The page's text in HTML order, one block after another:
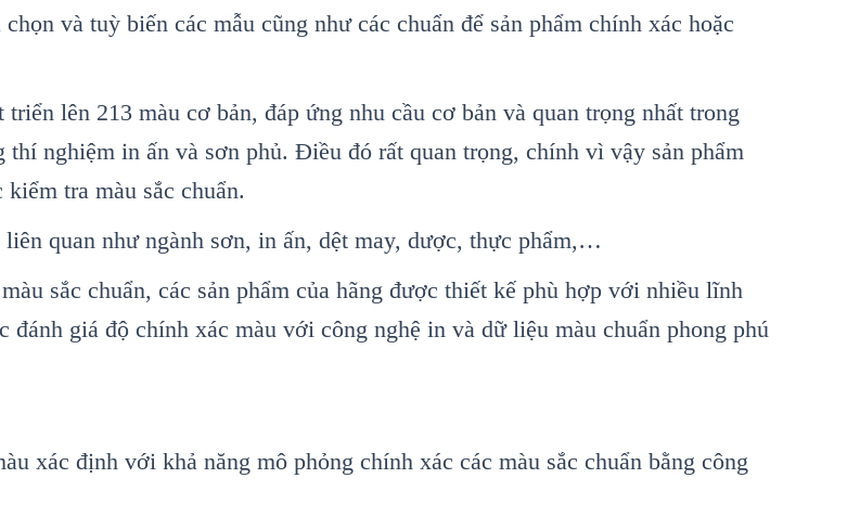
và tuỳ biến các mẫu cũng như các chuẩn để sản phẩm chính xác hoặc
lên 213 màu cơ bản, đáp ứng nhu cầu cơ bản và quan trọng nhất trong
thí nghiệm in ấn và sơn phủ. Điều đó rất quan trọng, chính vì vậy sản phẩm
tra màu sắc chuẩn.
quan như ngành sơn, in ấn, dệt may, dược, thực phẩm,…
sắc chuẩn, các sản phẩm của hãng được thiết kế phù hợp với nhiều lĩnh
đánh giá độ chính xác màu với công nghệ in và dữ liệu màu chuẩn phong phú
xác định với khả năng mô phỏng chính xác các màu sắc chuẩn bằng công